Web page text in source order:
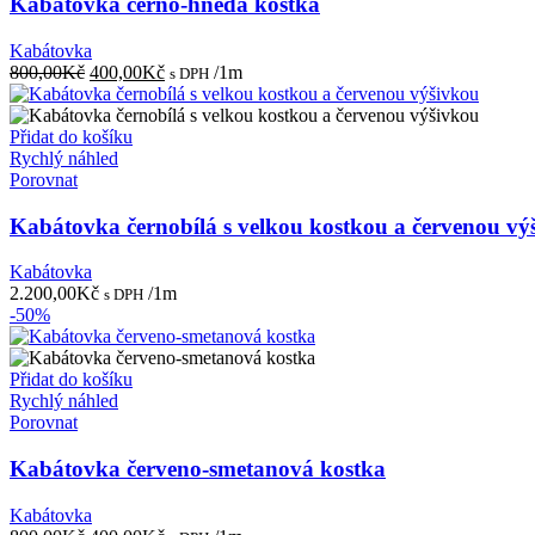
Kabátovka
800,00Kč Původní
cena
byla:
800,00Kč.
400,00KčAktuální
cena
je:
s DPH /1m
Přidat do košíku
Rychlý náhled
Porovnat
Kabátovka černobílá s velkou kostkou a červenou
Kabátovka
2.200,00Kč s DPH /1m
-50%
Přidat do košíku
Rychlý náhled
Porovnat
Kabátovka červeno-smetanová kostka
Kabátovka